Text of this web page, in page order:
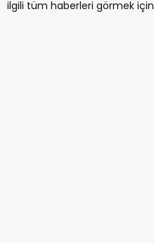
ilgili tüm haberleri görmek için